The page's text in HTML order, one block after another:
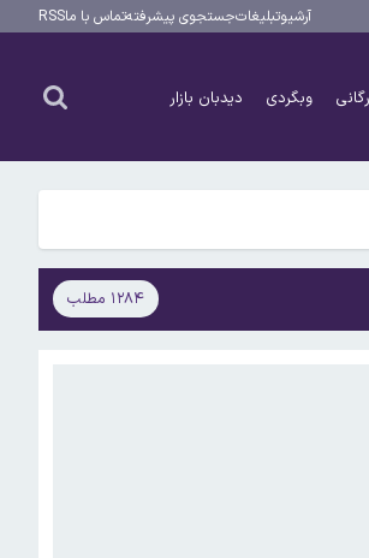
آرشیوتبلیغاتجستجوی پیشرفتهتماس با ماRSS
وبگردی دیدبان بازار
۱۲۸۴ مطلب